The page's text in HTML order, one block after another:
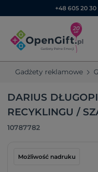
+48 605 20 30
Gadżety reklamowe
DARIUS
RECYKLINGU /
10787782
Możliwość nadruku